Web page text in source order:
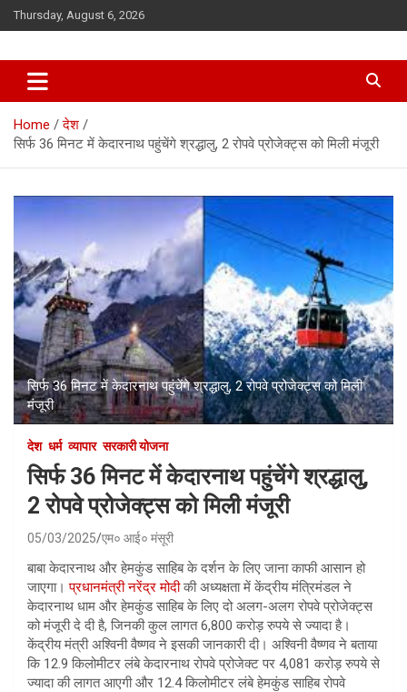
Skip
to
Thursday, August 6, 2026
Home
देश
सिर्फ 36 मिनट में केदारनाथ पहुंचेंगे श्रद्धालु, 2 रोपवे प्रोजेक्ट्स को मिली मंजूरी
सिर्फ 36 मिनट में केदारनाथ पहुंचेंगे श्रद्धालु, 2 रोपवे प्रोजेक्ट्स को मिली
मंजूरी
देश धर्म व्यापार सरकारी योजना
सिर्फ 36 मिनट में केदारनाथ पहुंचेंगे श्रद्धालु,
2 रोपवे प्रोजेक्ट्स को मिली मंजूरी
05/03/2025 एम० आई० मंसूरी
बाबा केदारनाथ और हेमकुंड साहिब के दर्शन के लिए जाना काफी आसान हो
जाएगा।प्रधानमंत्री नरेंद्र मोदीकी अध्यक्षता में केंद्रीय मंत्रिमंडल ने
केदारनाथ धाम और हेमकुंड साहिब के लिए दो अलग-अलग रोपवे प्रोजेक्ट्स
को मंजूरी दे दी है, जिनकी कुल लागत 6,800 करोड़ रुपये से ज्यादा है।
केंद्रीय मंत्री अश्विनी वैष्णव ने इसकी जानकारी दी। अश्विनी वैष्णव ने बताया
कि 12.9 किलोमीटर लंबे केदारनाथ रोपवे प्रोजेक्ट पर 4,081 करोड़ रुपये से
ज्यादा की लागत आएगी और 12.4 किलोमीटर लंबे हेमकुंड साहिब रोपवे